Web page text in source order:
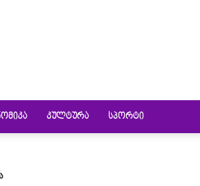
ᲙᲣᲚᲢᲣᲠᲐ ᲡᲞᲝᲠᲢᲘ